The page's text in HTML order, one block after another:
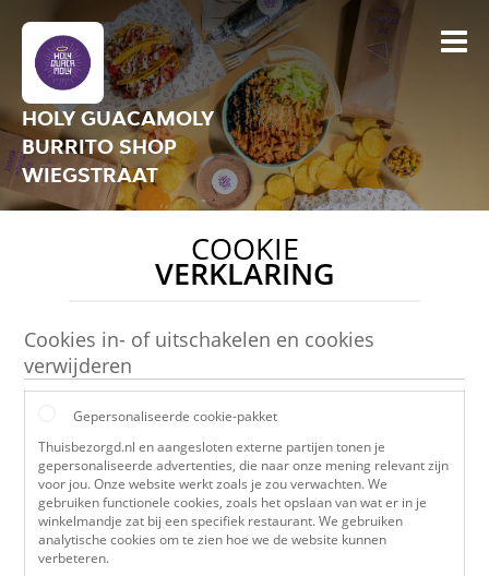
HOLY GUACAMOLY
BURRITO SHOP
WIEGSTRAAT
COOKIE
VERKLARING
Cookies in- of uitschakelen en cookies
verwijderen
Gepersonaliseerde cookie-pakket
Thuisbezorgd.nl en aangesloten externe partijen tonen je
gepersonaliseerde advertenties, die naar onze mening relevant zijn
voor jou. Onze website werkt zoals je zou verwachten. We
gebruiken functionele cookies, zoals het opslaan van wat er in je
winkelmandje zat bij een specifiek restaurant. We gebruiken
analytische cookies om te zien hoe we de website kunnen
verbeteren.